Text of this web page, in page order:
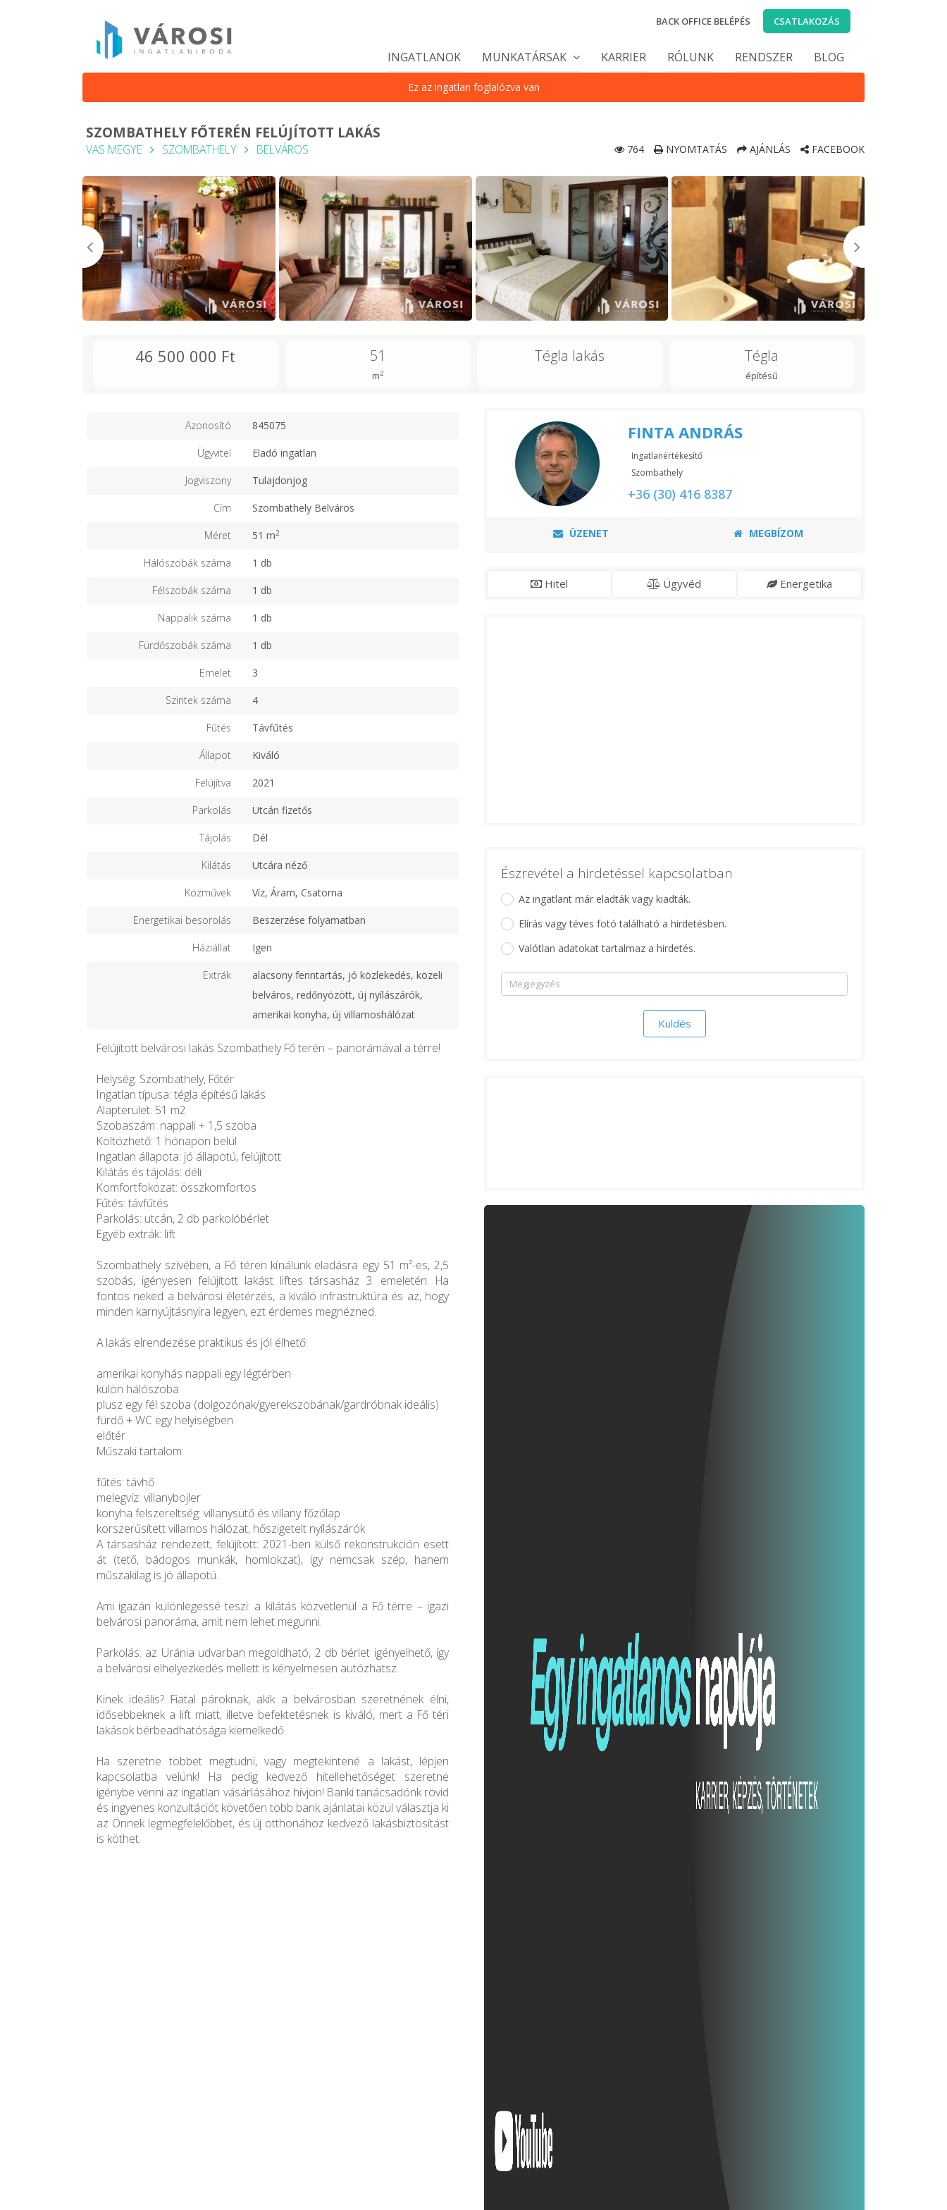
BACK OFFICE BELÉPÉS CSATLAKOZÁS
INGATLANOK MUNKATÁRSAK KARRIER RÓLUNK RENDSZER BLOG
Ez az ingatlan foglalózva van
SZOMBATHELY FŐTERÉN FELÚJÍTOTT LAKÁS
VAS MEGYE SZOMBATHELY BELVÁROS 764 NYOMTATÁS AJÁNLÁS FACEBOOK
46 500 000 Ft 51
m2
Tégla lakás Tégla
építésű
Azonosító 845075
Ügyvitel Eladó ingatlan
Jogviszony Tulajdonjog
Cím Szombathely Belváros
Méret 51 m2
Hálószobák száma 1 db
Félszobák száma 1 db
Nappalik száma 1 db
Fürdőszobák száma 1 db
Emelet 3
Szintek száma 4
Fűtés Távfűtés
Állapot Kiváló
Felújítva 2021
Parkolás Utcán fizetős
Tájolás Dél
Kilátás Utcára néző
Közművek Víz, Áram, Csatorna
Energetikai besorolás Beszerzése folyamatban
Háziállat Igen
Extrák
alacsony fenntartás, jó közlekedés, közeli
belváros, redőnyözött, új nyílászárók,
amerikai konyha, új villamoshálózat
Felújított belvárosi lakás Szombathely Fő terén – panorámával a térre!
Helység: Szombathely, Főtér
Ingatlan típusa: tégla építésű lakás
Alapterület: 51 m2
Szobaszám: nappali + 1,5 szoba
Költözhető: 1 hónapon belül
Ingatlan állapota: jó állapotú, felújított
Kilátás és tájolás: déli
Komfortfokozat: összkomfortos
Fűtés: távfűtés
Parkolás: utcán, 2 db parkolóbérlet
Egyéb extrák: lift
Szombathely szívében, a Fő téren kínálunk eladásra egy 51 m²-es, 2,5
szobás, igényesen felújított lakást liftes társasház 3. emeletén. Ha
fontos neked a belvárosi életérzés, a kiváló infrastruktúra és az, hogy
minden karnyújtásnyira legyen, ezt érdemes megnézned.
A lakás elrendezése praktikus és jól élhető:
amerikai konyhás nappali egy légtérben
külön hálószoba
plusz egy fél szoba (dolgozónak/gyerekszobának/gardróbnak ideális)
fürdő + WC egy helyiségben
előtér
Műszaki tartalom:
fűtés: távhő
melegvíz: villanybojler
konyha felszereltség: villanysütő és villany főzőlap
korszerűsített villamos hálózat, hőszigetelt nyílászárók
A társasház rendezett, felújított: 2021-ben külső rekonstrukción esett
át (tető, bádogos munkák, homlokzat), így nemcsak szép, hanem
műszakilag is jó állapotú.
Ami igazán különlegessé teszi: a kilátás közvetlenül a Fő térre – igazi
belvárosi panoráma, amit nem lehet megunni.
Parkolás: az Uránia udvarban megoldható, 2 db bérlet igényelhető, így
a belvárosi elhelyezkedés mellett is kényelmesen autózhatsz.
Kinek ideális? Fiatal pároknak, akik a belvárosban szeretnének élni,
idősebbeknek a lift miatt, illetve befektetésnek is kiváló, mert a Fő téri
lakások bérbeadhatósága kiemelkedő.
Ha szeretne többet megtudni, vagy megtekintené a lakást, lépjen
kapcsolatba velünk! Ha pedig kedvező hitellehetőséget szeretne
igénybe venni az ingatlan vásárlásához hívjon! Banki tanácsadónk rövid
és ingyenes konzultációt követően több bank ajánlatai közül választja ki
az Önnek legmegfelelőbbet, és új otthonához kedvező lakásbiztosítást
is köthet.
FINTA ANDRÁS
Ingatlanértékesítő
Szombathely
+36 (30) 416 8387
ÜZENET MEGBÍZOM
Hitel Ügyvéd Energetika
Észrevétel a hirdetéssel kapcsolatban
Az ingatlant már eladták vagy kiadták.
Elírás vagy téves fotó található a hirdetésben.
Valótlan adatokat tartalmaz a hirdetés.